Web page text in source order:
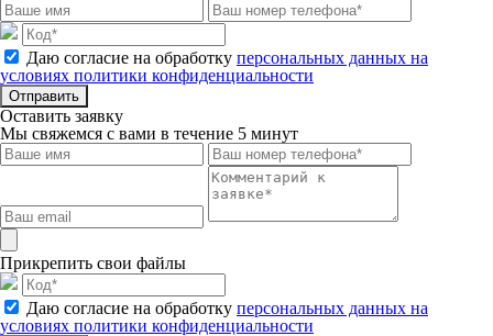
Даю согласие на обработку персональных данных на
условиях политики конфиденциальности
Отправить
Оставить заявку
Мы свяжемся с вами в течение 5 минут
Прикрепить свои файлы
Даю согласие на обработку персональных данных на
условиях политики конфиденциальности